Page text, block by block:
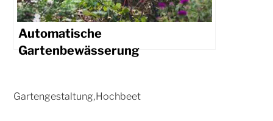
Automatische
Gartenbewässerung